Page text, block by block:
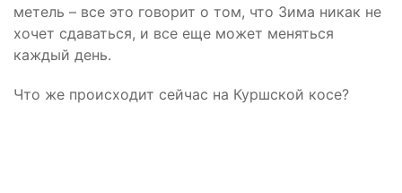
метель – все это говорит о том, что Зима никак не
хочет сдаваться, и все еще может меняться
каждый день.
Что же происходит сейчас на Куршской косе?